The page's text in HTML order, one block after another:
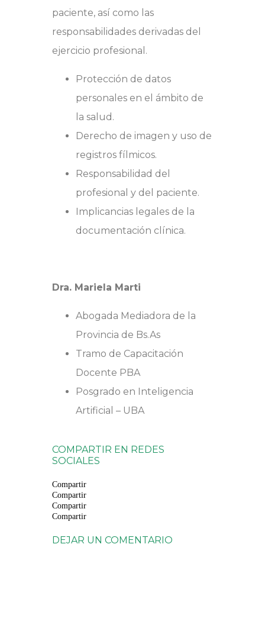
paciente, así como las
responsabilidades derivadas del
ejercicio profesional.
Protección de datos
personales en el ámbito de
la salud.
Derecho de imagen y uso de
registros fílmicos.
Responsabilidad del
profesional y del paciente.
Implicancias legales de la
documentación clínica.
Dra. Mariela Marti
Abogada Mediadora de la
Provincia de Bs.As
Tramo de Capacitación
Docente PBA
Posgrado en Inteligencia
Artificial – UBA
COMPARTIR EN REDES
SOCIALES
Compartir
Compartir
Compartir
Compartir
DEJAR UN COMENTARIO